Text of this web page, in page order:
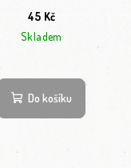
45 Kč
Skladem
Do košíku